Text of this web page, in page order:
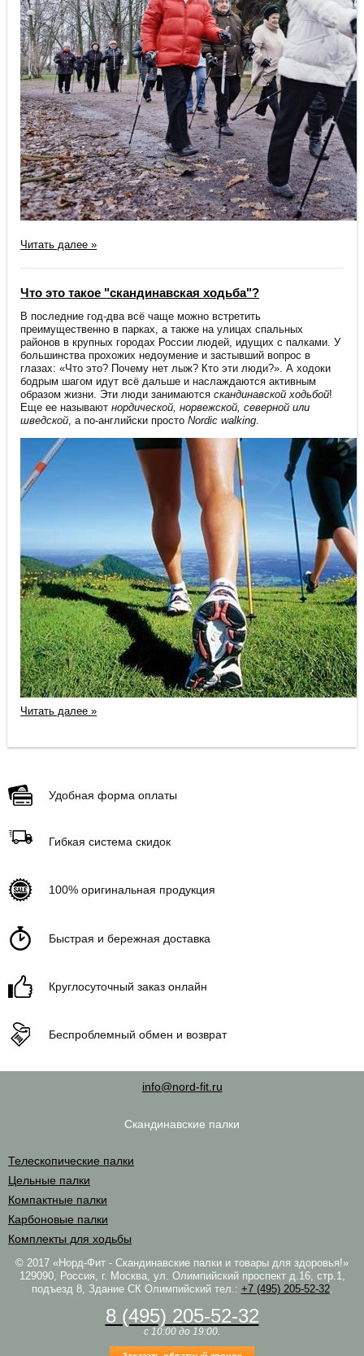
Читать далее »
Что это такое "скандинавская ходьба"?
В последние год-два всё чаще можно встретить
преимущественно в парках, а также на улицах спальных
районов в крупных городах России людей, идущих с палками. У
большинства прохожих недоумение и застывший вопрос в
глазах: «Что это? Почему нет лыж? Кто эти люди?». А ходоки
бодрым шагом идут всё дальше и наслаждаются активным
образом жизни. Эти люди занимаютсяскандинавской ходьбой!
Еще ее называютнордической, норвежской, северной или
шведской, а по-английски простоNordic walking.
Читать далее »
Удобная форма оплаты
Гибкая система скидок
100% оригинальная продукция
Быстрая и бережная доставка
Круглосуточный заказ онлайн
Беспроблемный обмен и возврат
info@nord-fit.ru
Скандинавские палки
Телескопические палки
Цельные палки
Компактные палки
Карбоновые палки
Комплекты для ходьбы
© 2017 «Норд-Фит - Скандинавские палки и товары для здоровья!»
129090, Россия, г. Москва, ул. Олимпийский проспект д.16, стр.1,
подъезд 8, Здание СК Олимпийский тел.: +7 (495) 205-52-32.
8 (495) 205-52-32
c 10:00 до 19:00.